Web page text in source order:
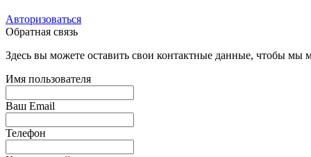
Авторизоваться
Обратная связь
Здесь вы можете оставить свои контактные данные, чтобы мы
Имя пользователя
Ваш Email
Телефон